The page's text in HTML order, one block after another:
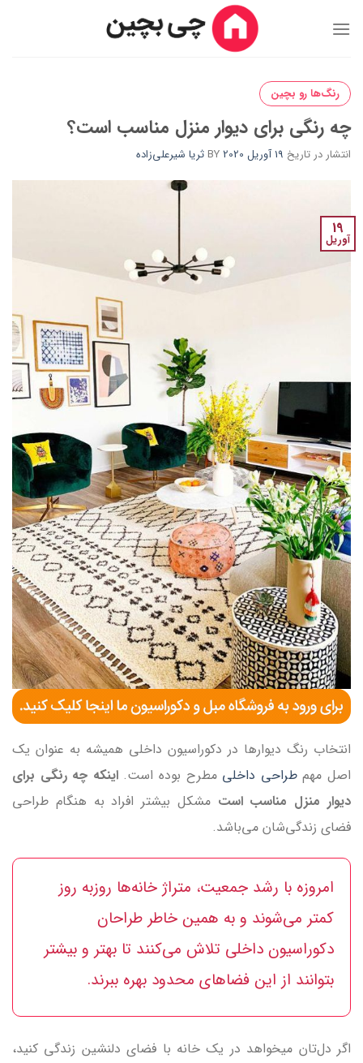
رنگ‌ها رو بچین
چه رنگی برای دیوار منزل مناسب است؟
انتشار در تاریخ 19 آوریل 2020 BYثریا شیرعلی‌زاده
19
آوریل
انتخاب رنگ دیوارها در دکوراسیون داخلی همیشه به عنوان یک
اصل مهمطراحی داخلی مطرح بوده است.اینکه چه رنگی برای
دیوار منزل مناسب است مشکل بیشتر افراد به هنگام طراحی
فضای زندگی‌شان می‌باشد.
امروزه با رشد جمعیت، متراژ خانه‌ها روز‌به روز
کمتر می‌شوند و به همین خاطر طراحان
دکوراسیون داخلی تلاش می‌کنند تا بهتر و بیشتر
بتوانند از این فضاهای محدود بهره ببرند.
اگر دل‌تان میخواهد در یک خانه با فضای دلنشین زندگی کنید،